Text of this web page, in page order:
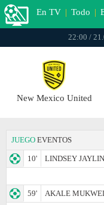
En TV | Todo |
22:00 /
New Mexico United
JUEGO EVENTOS
10'
LINDSEY JAYLIN
59'
AKALE